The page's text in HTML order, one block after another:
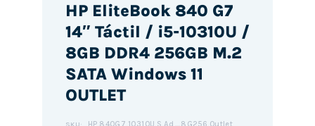
HP EliteBook 840 G7
14″ Táctil / i5-10310U /
8GB DDR4 256GB M.2
SATA Windows 11
OUTLET